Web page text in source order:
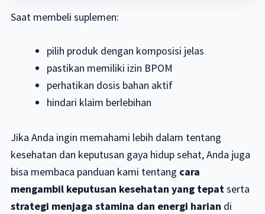
Saat membeli suplemen:
pilih produk dengan komposisi jelas
pastikan memiliki izin BPOM
perhatikan dosis bahan aktif
hindari klaim berlebihan
Jika Anda ingin memahami lebih dalam tentang
kesehatan dan keputusan gaya hidup sehat, Anda juga
bisa membaca panduan kami tentang cara
mengambil keputusan kesehatan yang tepatserta
strategi menjaga stamina dan energi harian di